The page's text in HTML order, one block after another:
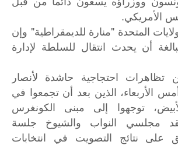
الأمريكي.
المتحدة "منارة للديمقراطية" وإن
أن يحدث انتقال للسلطة لإدارة
احتجاجية حاشدة لأنصار
الأربعاء، الذين بعد أن تجمعوا في
توجهوا إلى مبنى الكونغرس
مجلسي النواب والشيوخ جلسة
على نتائج التصويت في انتخابات